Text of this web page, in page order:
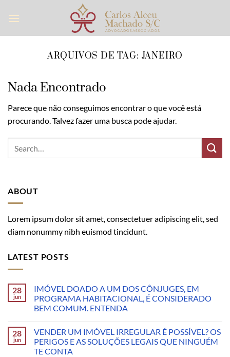
ARQUIVOS DE TAG: JANEIRO
Nada Encontrado
Parece que não conseguimos encontrar o que você está
procurando. Talvez fazer uma busca pode ajudar.
ABOUT
Lorem ipsum dolor sit amet, consectetuer adipiscing elit, sed
diam nonummy nibh euismod tincidunt.
LATEST POSTS
28
jun
IMÓVEL DOADO A UM DOS CÔNJUGES, EM
PROGRAMA HABITACIONAL, É CONSIDERADO
BEM COMUM. ENTENDA
28
jun
VENDER UM IMÓVEL IRREGULAR É POSSÍVEL? OS
PERIGOS E AS SOLUÇÕES LEGAIS QUE NINGUÉM
TE CONTA